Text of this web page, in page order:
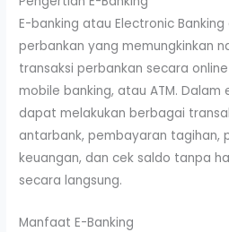
E-banking atau Electronic
perbankan yang memungkinkan
transaksi perbankan secara
mobile banking, atau ATM. Dalam
dapat melakukan berbagai
antarbank, pembayaran tagihan,
keuangan, dan cek saldo tanpa
secara langsung.
Manfaat E-Banking